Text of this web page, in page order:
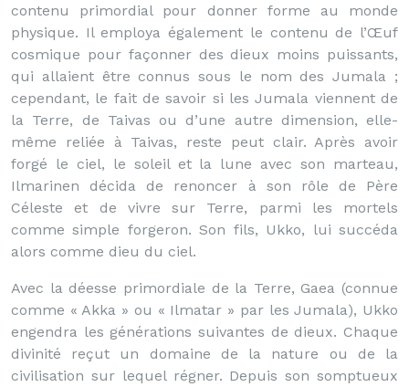
contenu primordial pour donner forme au monde
physique. Il employa également le contenu de l’Œuf
cosmique pour façonner des dieux moins puissants,
qui allaient être connus sous le nom des Jumala ;
cependant, le fait de savoir si les Jumala viennent de
la Terre, de Taivas ou d’une autre dimension, elle-
même reliée à Taivas, reste peut clair. Après avoir
forgé le ciel, le soleil et la lune avec son marteau,
Ilmarinen décida de renoncer à son rôle de Père
Céleste et de vivre sur Terre, parmi les mortels
comme simple forgeron. Son fils, Ukko, lui succéda
alors comme dieu du ciel.
Avec la déesse primordiale de la Terre, Gaea (connue
comme « Akka » ou « Ilmatar » par les Jumala), Ukko
engendra les générations suivantes de dieux. Chaque
divinité reçut un domaine de la nature ou de la
civilisation sur lequel régner. Depuis son somptueux